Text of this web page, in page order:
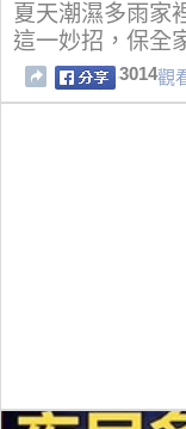
夏天潮濕多雨家
這一妙招，保全
3014觀